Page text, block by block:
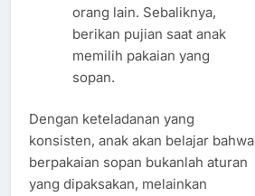
orang lain. Sebaliknya,
berikan pujian saat anak
memilih pakaian yang
sopan.
Dengan keteladanan yang
konsisten, anak akan belajar bahwa
berpakaian sopan bukanlah aturan
yang dipaksakan, melainkan